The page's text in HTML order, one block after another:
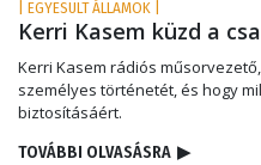
| EGYESÜLT ÁLLAMOK |
Kerri Kasem küzd a
Kerri Kasem rádiós
személyes történetét, és hogy
biztosításáért.
TOVÁBBI OLVASÁSRA ▶